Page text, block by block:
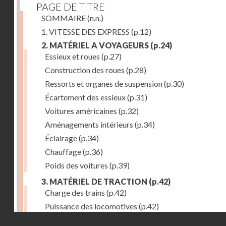
PAGE DE TITRE
SOMMAIRE(n.n.)
1. VITESSE DES EXPRESS (p.12)
2. MATÉRIEL A VOYAGEURS (p.24)
Essieux et roues (p.27)
Construction des roues (p.28)
Ressorts et organes de suspension(p.30)
Écartement des essieux(p.31)
Voitures américaines (p.32)
Aménagements intérieurs (p.34)
Éclairage(p.34)
Chauffage(p.36)
Poids des voitures (p.39)
3. MATÉRIEL DE TRACTION (p.42)
Charge des trains (p.42)
Puissance des locomotives (p.42)